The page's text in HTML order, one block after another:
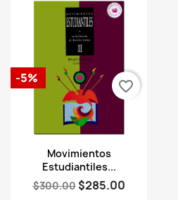
Vista rápida
Movimientos
Estudiantiles...
$300.00 $285.00
-5%
favorite_border